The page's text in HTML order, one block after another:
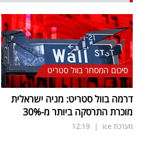
סיכום המסחר בוול סטריט
דרמה בוול סטריט: מניה ישראלית
מוכרת התרסקה ביותר מ-30%
מערכת ice |
12:19